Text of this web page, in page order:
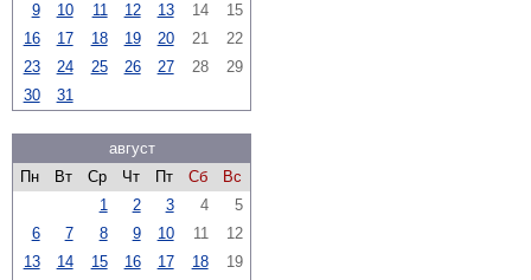
9
10 11 12 13 14
15
16
17 18 19 20 21
22
23
24 25 26 27 28
29
30
31
август
Пн
Вт Ср Чт Пт Сб
Вс
1
2 3 4
5
6
7 8 9 10 11
12
13
14 15 16 17 18
19